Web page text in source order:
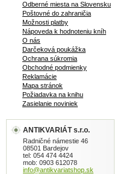
Odberné miesta na Slovensku
Poštovné do zahraničia
Možnosti platby
Nápoveda k hodnoteniu kníh
O nás
Darčeková poukážka
Ochrana súkromia
Obchodné podmienky
Reklamácie
Mapa stránok
Požiadavka na knihu
Zasielanie noviniek
ANTIKVARIÁT s.r.o.
Radničné námestie 46
08501 Bardejov
tel: 054 474 4424
mob: 0903 612078
info@antikvariatshop.sk